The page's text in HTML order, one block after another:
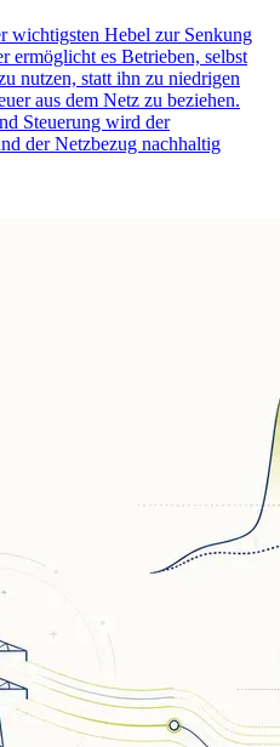
wichtigsten Hebel zur Senkung
ermöglicht es Betrieben, selbst
nutzen, statt ihn zu niedrigen
aus dem Netz zu beziehen.
Steuerung wird der
der Netzbezug nachhaltig